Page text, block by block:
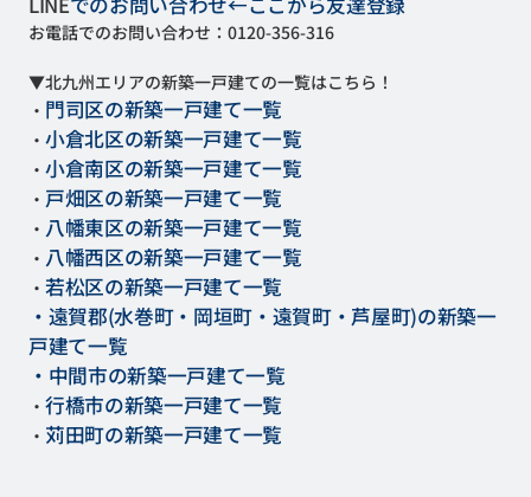
お電話でのお問い合わせ： 0120-356-316
▼北九州エリアの新築一戸建ての一覧はこちら！
・ 門司区の新築一戸建て一覧
・ 小倉北区の新築一戸建て一覧
・ 小倉南区の新築一戸建て一覧
・ 戸畑区の新築一戸建て一覧
・ 八幡東区の新築一戸建て一覧
・ 八幡西区の新築一戸建て一覧
・ 若松区の新築一戸建て一覧
・遠賀郡(水巻町・岡垣町・遠賀町・芦屋町)の新築一
戸建て一覧
・中間市の新築一戸建て一覧
・ 行橋市の新築一戸建て一覧
・ 苅田町の新築一戸建て一覧